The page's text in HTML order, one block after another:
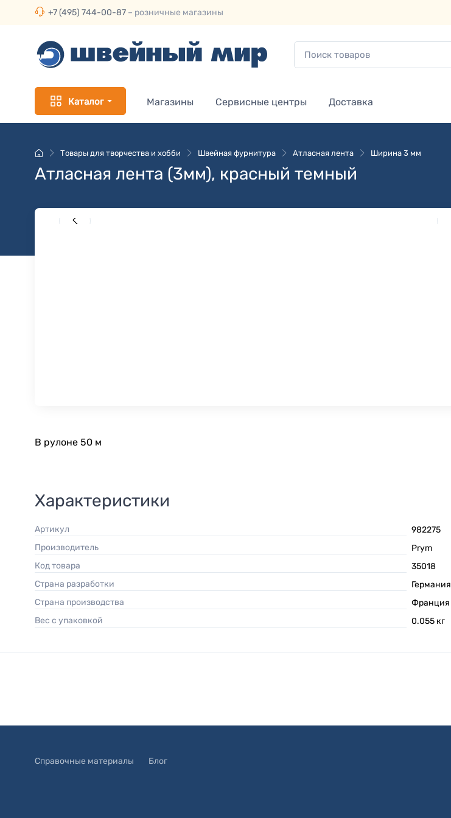
+7 (495) 744-00-87 – розничные магазины
Каталог Магазины Сервисные центры Доставка
Товары для творчества и хобби Швейная фурнитура Атласная лента Ширина 3 мм
Атласная лента (3мм), красный темный
В рулоне 50 м
Характеристики
Артикул
982275
Производитель
Prym
Код товара
35018
Страна разработки
Германия
Страна производства
Франция
Вес с упаковкой
0.055 кг
Справочные материалы Блог